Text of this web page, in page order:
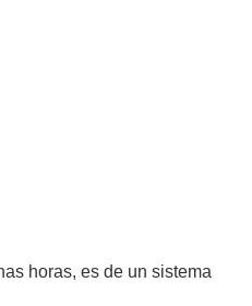
horas, es de un sistema